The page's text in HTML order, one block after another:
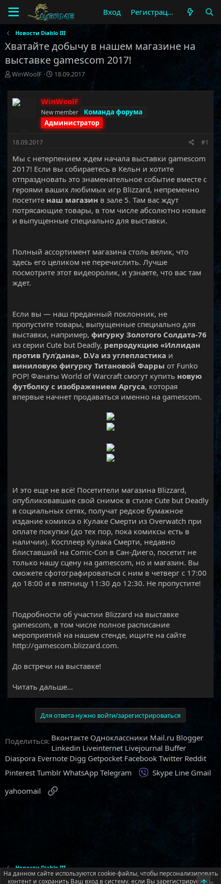
Вход Регистрация
Новости Diablo III
Хватайте добычу в нашем магазине на
выставке gamescom 2017!
А
т
о
р
ы
WinWoolF
Д
т
а
н
а
ч
18.09.2017
WinWoolF
New member
Команда форума
Администратор
18.09.2017 #1
Мы с нетерпением ждем начала выставки gamescom
2017! Если вы собираетесь в Кельн и хотите
отпраздновать это знаменательное событие вместе с
героями ваших любимых игр Blizzard, непременно
посетите наш магазин в зале 5. Там вас ждут
потрясающие товары, в том числе абсолютно новые
и выпущенные специально для выставки.
Полный ассортимент магазина столь велик, что
здесь его целиком не перечислить. Лучше
посмотрите этот видеоролик, и узнаете, что вас там
ждет.
Если вы — наш преданный поклонник, не
пропустите товары, выпущенные специально для
выставки, например, фигурку Золотого Солдата-76
из серии Cute but Deadly, репродукцию «Иллидан
против Гул’дана», D.Va из углепластика и
виниловую фигурку Титановой Фарры от Funko
POP! Фанаты World of Warcraft смогут купить новую
футболку с изображением Аргуса, которая
впервые начнет продаваться именно на gamescom.
И это еще не всё! Посетители магазина Blizzard,
опубликовавшие свой снимок в стиле Cute but Deadly
в социальных сетях, получат редкое бумажное
издание комикса о Кулаке Смерти из Overwatch при
оплате покупки (до тех пор, пока комиксы есть в
наличии). Косплеер Кулака Смерти, недавно
блиставший на Comic-Con в Сан-Диего, посетит не
только нашу сцену на gamescom, но и магазин. Вы
сможете сфотографироваться с ним в четверг с 17:00
до 18:00 и в пятницу 11:30 до 12:30. Не пропустите!
Подробности об участии Blizzard на выставке
gamescom, в том числе полное расписание
мероприятий на нашем стенде, ищите на сайте
http://gamescom.blizzard.com.
До встречи на выставке!
Читать дальше...
Для ответа нужно войти/зарегистрироваться
Поделиться: Вконтакте Одноклассники Mail.ru Blogger
Linkedin Liveinternet Livejournal Buffer
Diaspora Evernote Digg Getpocket Facebook Twitter Reddit
Pinterest Tumblr WhatsApp Telegram Viber
Skype Line Gmail
yahoomail
Новости Diablo III
На данном сайте используются cookie-файлы, чтобы персонализировать
контент и сохранить Ваш вход в систему, если Вы зарегистрируетесь.
Верх